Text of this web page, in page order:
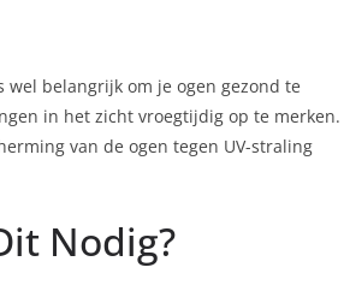
belangrijk om je ogen gezond te
in het zicht vroegtijdig op te merken.
van de ogen tegen UV-straling
Nodig?